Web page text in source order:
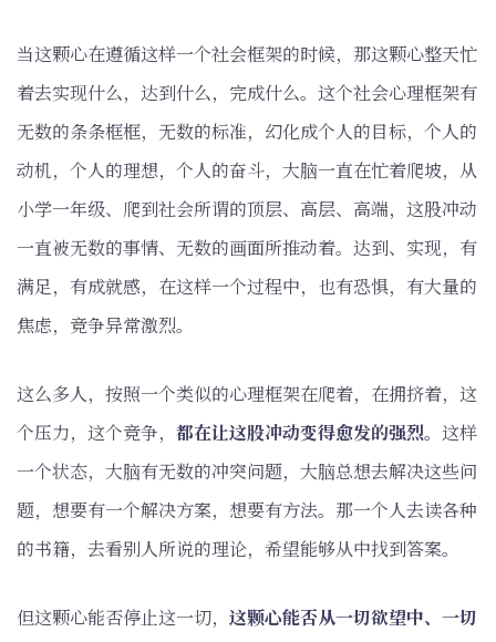
当这颗心在遵循这样一个社会框架的时候，那这颗心整天忙
着去实现什么，达到什么，完成什么。这个社会心理框架有
无数的条条框框，无数的标准，幻化成个人的目标，个人的
动机，个人的理想，个人的奋斗，大脑一直在忙着爬坡，从
小学一年级、爬到社会所谓的顶层、高层、高端，这股冲动
一直被无数的事情、无数的画面所推动着。达到、实现，有
满足，有成就感，在这样一个过程中，也有恐惧，有大量的
焦虑，竞争异常激烈。
这么多人，按照一个类似的心理框架在爬着，在拥挤着，这
个压力，这个竞争， 都在让这股冲动变得愈发的强烈。 这样
一个状态，大脑有无数的冲突问题，大脑总想去解决这些问
题，想要有一个解决方案，想要有方法。那一个人去读各种
的书籍，去看别人所说的理论，希望能够从中找到答案。
但这颗心能否停止这一切， 这颗心能否从一切欲望中、一切